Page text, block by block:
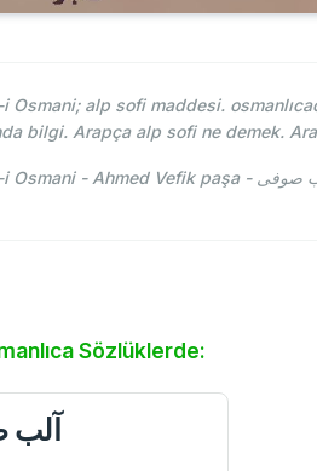
Osmani; alp sofi maddesi.
bilgi. Arapça alp sofi ne demek.
Sözlüklerde: